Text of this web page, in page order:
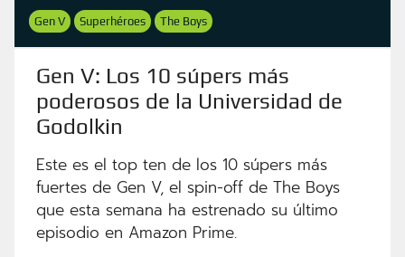
Gen V Superhéroes The Boys
Gen V: Los 10 súpers más
poderosos de la Universidad de
Godolkin
Este es el top ten de los 10 súpers más
fuertes de Gen V, el spin-off de The Boys
que esta semana ha estrenado su último
episodio en Amazon Prime.